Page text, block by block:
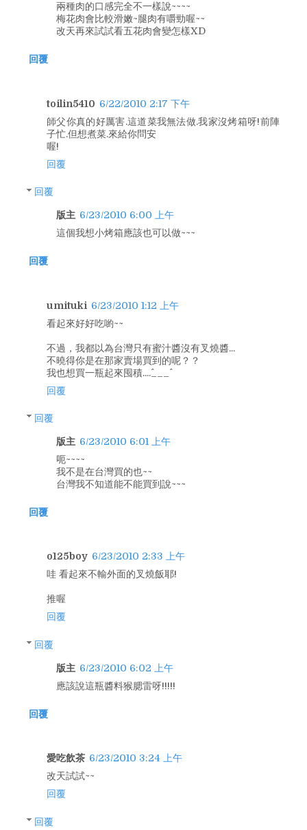
兩種肉的口感完全不一樣說~~~~
梅花肉會比較滑嫩~腿肉有嚼勁喔~~
改天再來試試看五花肉會變怎樣XD
回覆
toilin5410 6/22/2010 2:17 下午
師父你真的好厲害.這道菜我無法做.我家沒烤箱呀!前陣
子忙.但想煮菜.來給你問安
喔!
回覆
回覆
版主 6/23/2010 6:00 上午
這個我想小烤箱應該也可以做~~~
回覆
umituki 6/23/2010 1:12 上午
看起來好好吃喲~~
不過，我都以為台灣只有蜜汁醬沒有叉燒醬...
不曉得你是在那家賣場買到的呢？？
我也想買一瓶起來囤積....^___^
回覆
回覆
版主 6/23/2010 6:01 上午
呃~~~~
我不是在台灣買的也~~
台灣我不知道能不能買到說~~~
回覆
o125boy 6/23/2010 2:33 上午
哇 看起來不輸外面的叉燒飯耶!
推喔
回覆
回覆
版主 6/23/2010 6:02 上午
應該說這瓶醬料猴腮雷呀!!!!!
回覆
愛吃飲茶 6/23/2010 3:24 上午
改天試試~~
回覆
回覆